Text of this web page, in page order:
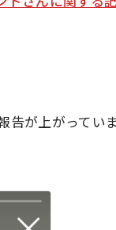
告が上がってい